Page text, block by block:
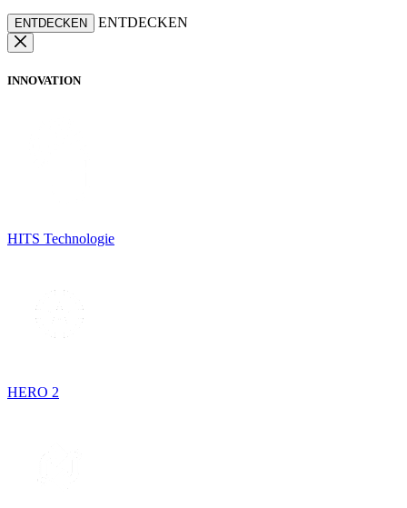
ENTDECKEN ENTDECKEN
INNOVATION
HITS Technologie
HERO 2